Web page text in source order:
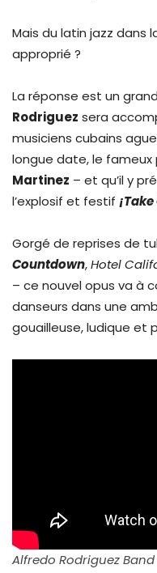
Mais du latin jazz dans
approprié ?
La réponse est un
Rodriguez sera
musiciens cubains
longue date, le fameux
Martinez – et qu’il y
l’explosif et festif
Gorgé de reprises de
Countdown,Hotel
– ce nouvel opus va à
danseurs dans une
gouailleuse, ludique et
Alfredo Rodriguez